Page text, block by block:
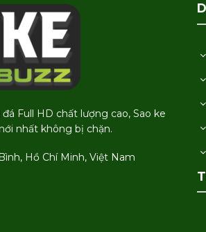
Full HD chất lượng cao, Sao ke
nhất không bị chặn.
Hồ Chí Minh, Việt Nam